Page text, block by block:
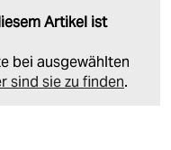
Artikel ist
bei ausgewählten
sind sie zu finden.